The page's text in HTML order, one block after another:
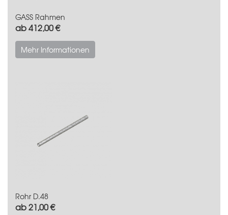
GASS Rahmen
ab 412,00 €
Mehr Informationen
Rohr D.48
ab 21,00 €